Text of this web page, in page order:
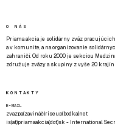
O NÁS
Priama akcia je solidárny zväz
a v komunite, a na organizovanie
zahraničí. Od roku 2000 je sekciou
združuje zväzy a skupiny z vyše 20 krajín
KONTAKTY
E-MAIL
zvazpa(zavináč)riseup(bodka)net
is(at)priamaakcia(dot)sk - International